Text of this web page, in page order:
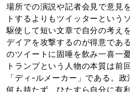
場所での演説や記者会見で意見
トするよりもツイッターという
駆使して短い文章で自分の考え
デイアを攻撃するのが得意であ
のツイートに固唾を飲み一喜一
トランプという人物の本質は前
「ディ-ルメーカー」である。
何も持たず、ひたすら自分に有